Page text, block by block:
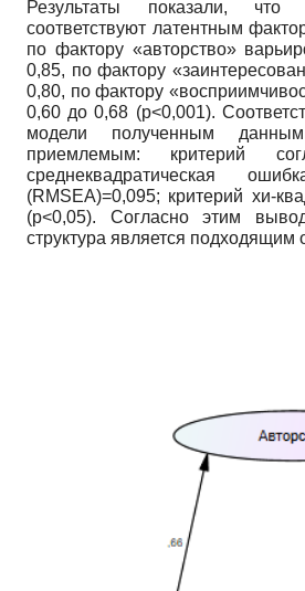
Результаты показали,
соответствуют латентным
по фактору «авторство»
0,85, по фактору
0,80, по фактору
0,60 до 0,68 (p<0,001).
модели полученным
приемлемым: критерий
среднеквадратическая
(RMSEA)=0,095; критерий хи-
(p<0,05). Согласно этим
структура является